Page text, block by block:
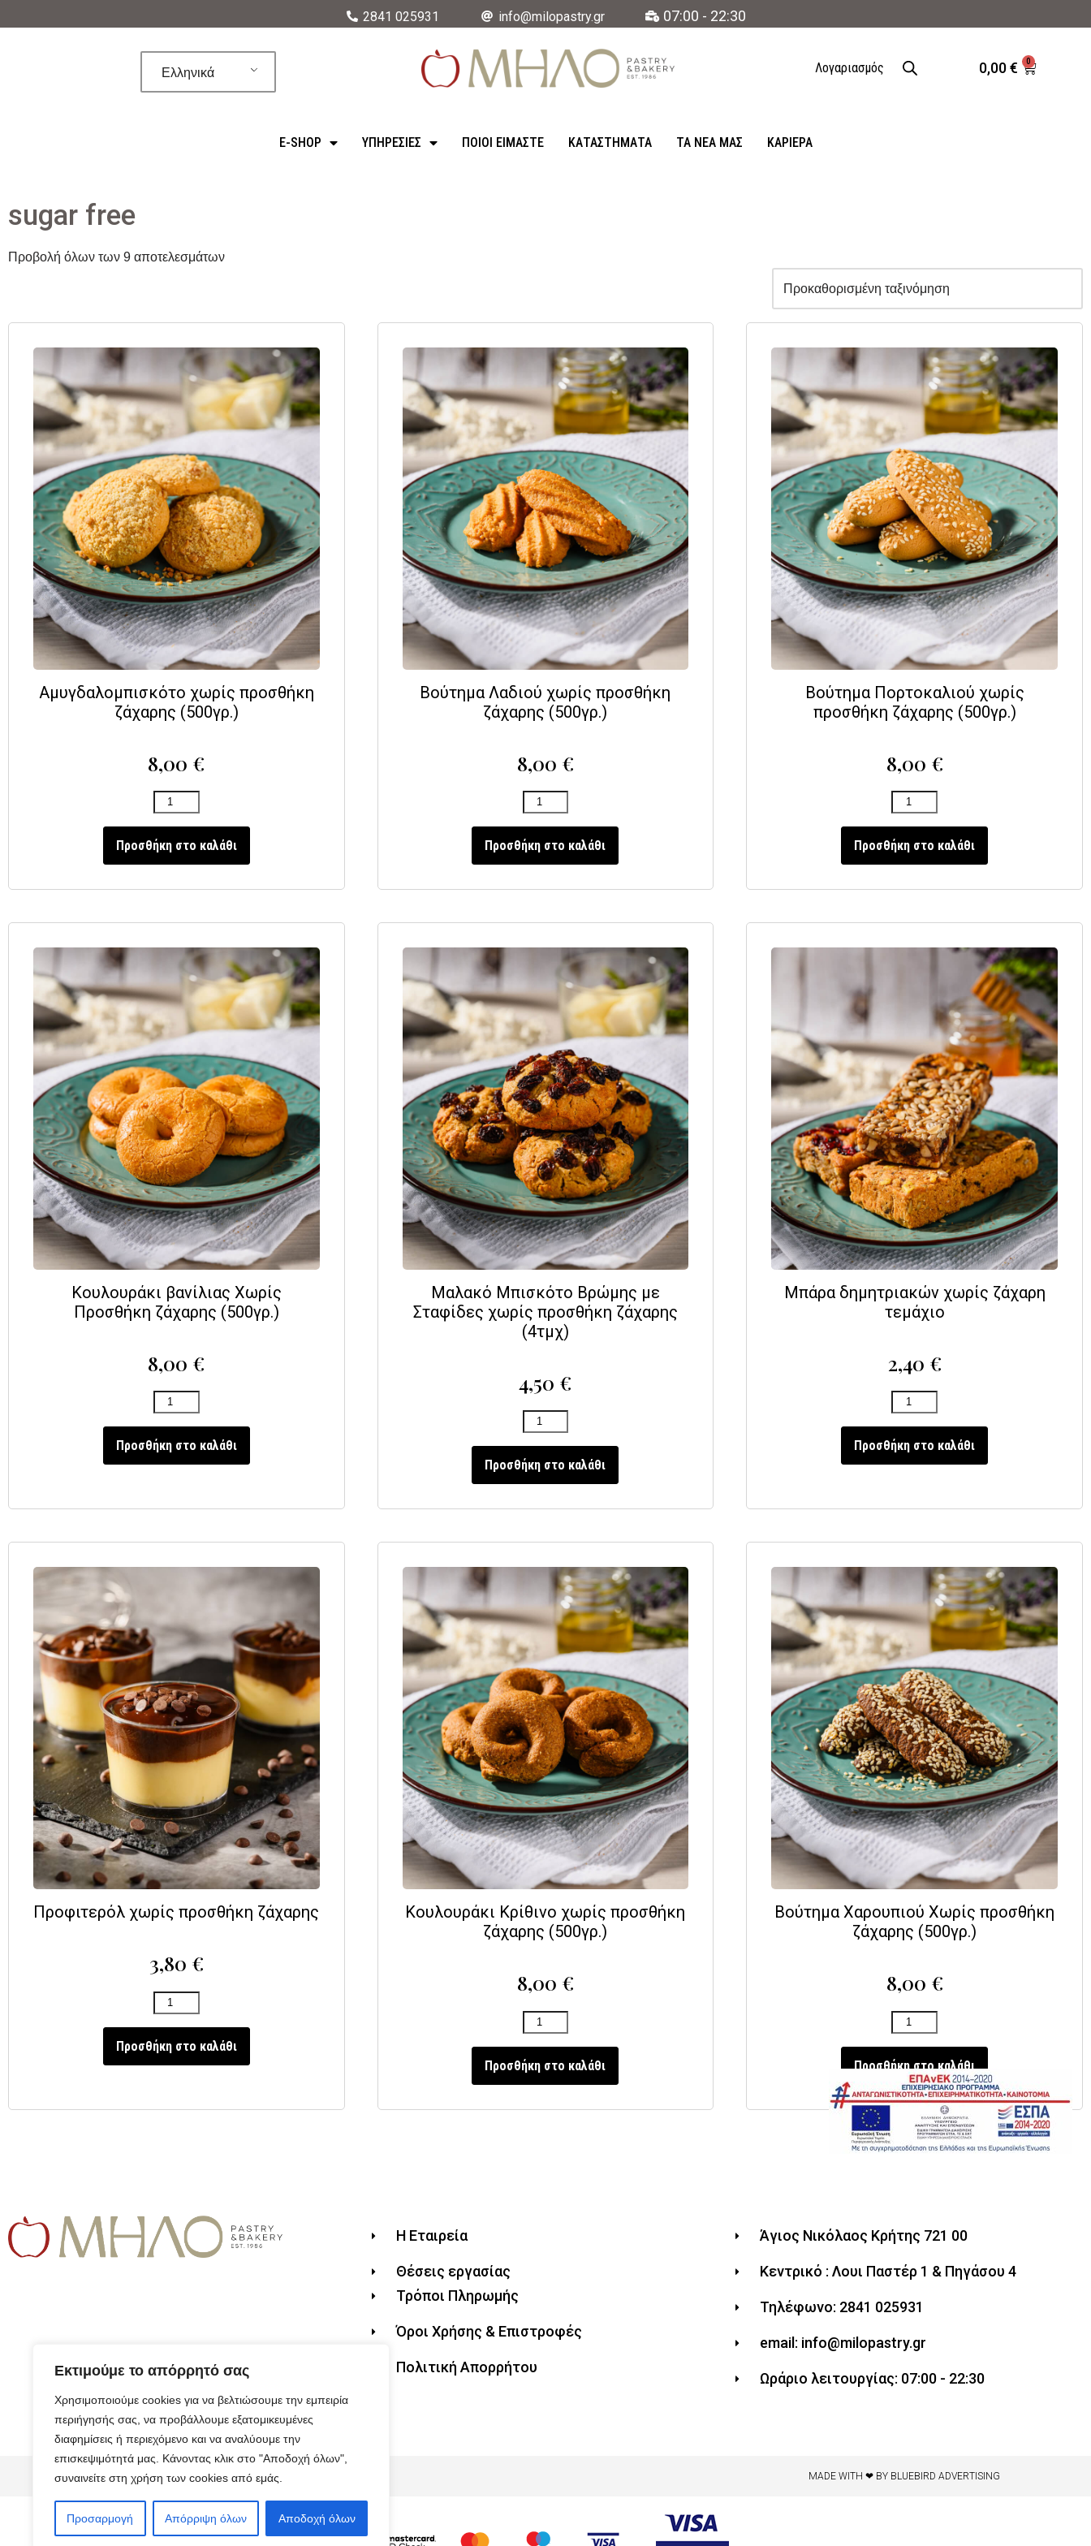
Εκτιμούμε το απόρρητό σας
Χρησιμοποιούμε cookies για να βελτιώσουμε την εμπειρία
περιήγησής σας, να προβάλλουμε εξατομικευμένες
διαφημίσεις ή περιεχόμενο και να αναλύουμε την
επισκεψιμότητά μας. Κάνοντας κλικ στο "Αποδοχή όλων",
συναινείτε στη χρήση των cookies από εμάς.
Προσαρμογή Απόρριψη όλων Αποδοχή όλων
2841 025931 info@milopastry.gr 07:00 - 22:30
Ελληνικά Λογαριασμός 0,00€ 0
E-SHOP ΥΠΗΡΕΣΊΕΣ ΠΟΙΟΙ ΕΙΜΑΣΤΕ ΚΑΤΑΣΤΉΜΑΤΑ ΤΑ ΝΈΑ ΜΑΣ ΚΑΡΙΈΡΑ
sugar free
Προβολή όλων των 9 αποτελεσμάτων
Αμυγδαλομπισκότο χωρίς προσθήκη
ζάχαρης (500γρ.)
8,00 €
Προσθήκη στο καλάθι
Βούτημα Λαδιού χωρίς προσθήκη
ζάχαρης (500γρ.)
8,00 €
Προσθήκη στο καλάθι
Βούτημα Πορτοκαλιού χωρίς
προσθήκη ζάχαρης (500γρ.)
8,00 €
Προσθήκη στο καλάθι
Κουλουράκι βανίλιας Χωρίς
Προσθήκη ζάχαρης (500γρ.)
8,00 €
Προσθήκη στο καλάθι
Μαλακό Μπισκότο Βρώμης με
Σταφίδες χωρίς προσθήκη ζάχαρης
(4τμχ)
4,50 €
Προσθήκη στο καλάθι
Μπάρα δημητριακών χωρίς ζάχαρη
τεμάχιο
2,40 €
Προσθήκη στο καλάθι
Προφιτερόλ χωρίς προσθήκη ζάχαρης
3,80 €
Προσθήκη στο καλάθι
Κουλουράκι Κρίθινο χωρίς προσθήκη
ζάχαρης (500γρ.)
8,00 €
Προσθήκη στο καλάθι
Βούτημα Χαρουπιού Χωρίς προσθήκη
ζάχαρης (500γρ.)
8,00 €
Προσθήκη στο καλάθι
Η Εταιρεία
Θέσεις εργασίας
Τρόποι Πληρωμής
Όροι Χρήσης & Επιστροφές
Πολιτική Απορρήτου
Άγιος Νικόλαος Κρήτης 721 00
Κεντρικό : Λουι Παστέρ 1 & Πηγάσου 4
Τηλέφωνο: 2841 025931
email: info@milopastry.gr
Ωράριο λειτουργίας: 07:00 - 22:30
© 2026 ALL RIGHTS RESERVED​ MADE WITH ❤ BY BLUEBIRD ADVERTISING​